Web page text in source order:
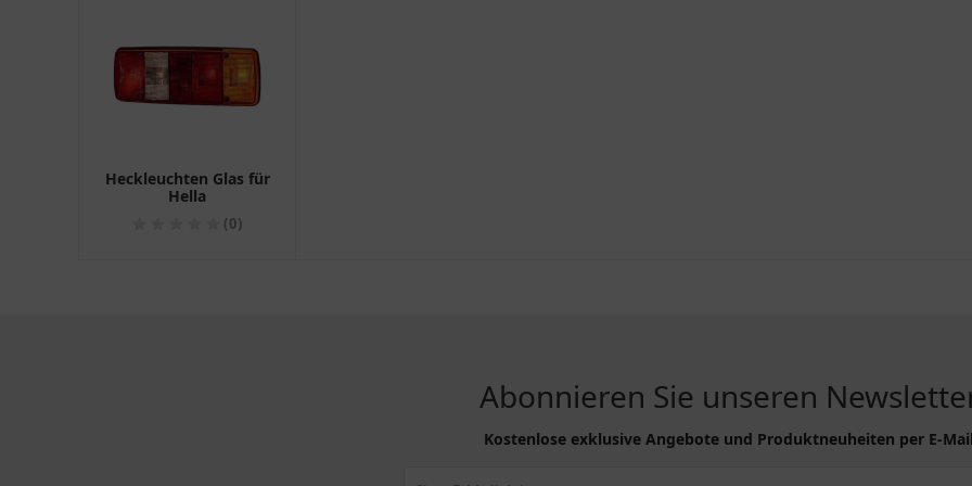
Heckleuchten Glas für
Hella
(0)
Abonnieren Sie unseren
Kostenlose exklusive Angebote und Produktneuheiten per E-